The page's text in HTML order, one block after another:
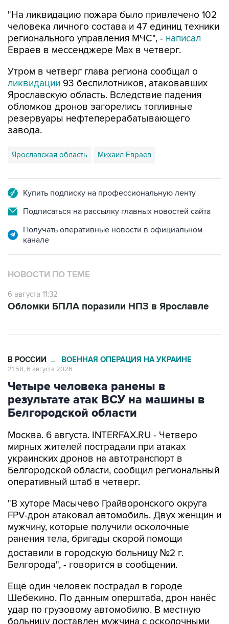
"На ликвидацию пожара было привлечено 102
человека личного состава и 47 единиц техники
регионального управления МЧС", - написал
Евраев в мессенджере Мах в четверг.
Утром в четверг глава региона сообщал о
ликвидации 93 беспилотников, атаковавших
Ярославскую область. Вследствие падения
обломков дронов загорелись топливные
резервуары нефтеперерабатывающего
завода.
Ярославская область Михаил Евраев
Купить подписку на профессиональную ленту
Подписаться на рассылку главных новостей сайта
Получать оперативные новости в официальном
канале
НОВОСТИ ПО ТЕМЕ
6 августа 11:32
Обломки БПЛА поразили НПЗ в Ярославле
В РОССИИ → ВОЕННАЯ ОПЕРАЦИЯ НА УКРАИНЕ
21:58, 6 августа 2026
Четыре человека ранены в
результате атак ВСУ на машины в
Белгородской области
Москва. 6 августа. INTERFAX.RU - Четверо
мирных жителей пострадали при атаках
украинских дронов на автотранспорт в
Белгородской области, сообщил региональный
оперативный штаб в четверг.
"В хуторе Масычево Грайворонского округа
FPV-дрон атаковал автомобиль. Двух женщин и
мужчину, которые получили осколочные
ранения тела, бригады скорой помощи
доставили в городскую больницу №2 г.
Белгорода", - говорится в сообщении.
Ещё один человек пострадал в городе
Шебекино. По данным оперштаба, дрон нанёс
удар по грузовому автомобилю. В местную
больницу доставлен мужчина с осколочными